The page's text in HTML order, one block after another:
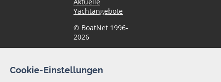
Aktuelle
Yachtangebote
© BoatNet 1996-
2026
Cookie-Einstellungen